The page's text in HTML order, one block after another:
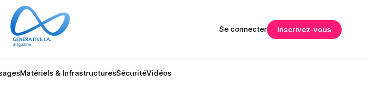
Matériels & InfrastructuresSécuritéVidéos
Se connecter Inscrivez-vous